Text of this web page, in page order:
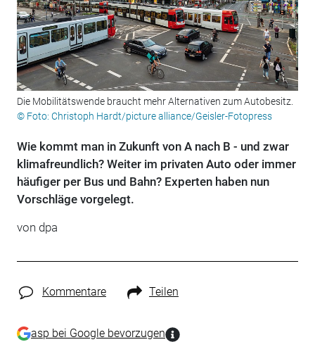
Die Mobilitätswende braucht mehr Alternativen zum Autobesitz.
© Foto: Christoph Hardt/picture alliance/Geisler-Fotopress
Wie kommt man in Zukunft von A nach B - und zwar
klimafreundlich? Weiter im privaten Auto oder immer
häufiger per Bus und Bahn? Experten haben nun
Vorschläge vorgelegt.
von dpa
Kommentare Teilen
asp bei Google bevorzugen